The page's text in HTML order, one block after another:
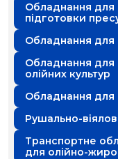
Обладнання для
підготовки
Обладнання для
Обладнання для
олійних культур
Обладнання для
Рушально-
Транспортне
для олійно-